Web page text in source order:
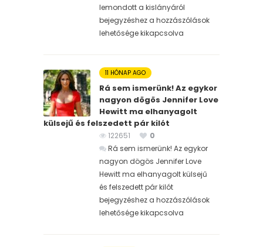
lemondott a kislányáról
bejegyzéshez a hozzászólások
lehetősége kikapcsolva
11 HÓNAP AGO
Rá sem ismerünk! Az egykor
nagyon dögös Jennifer Love
Hewitt ma elhanyagolt
külsejű és felszedett pár kilót
122651
0
Rá sem ismerünk! Az egykor
nagyon dögös Jennifer Love
Hewitt ma elhanyagolt külsejű
és felszedett pár kilót
bejegyzéshez a hozzászólások
lehetősége kikapcsolva